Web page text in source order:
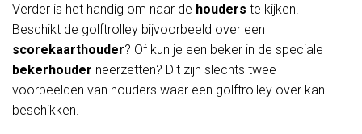
Verder is het handig om naar de houders te kijken.
Beschikt de golftrolley bijvoorbeeld over een
scorekaarthouder? Of kun je een beker in de speciale
bekerhouder neerzetten? Dit zijn slechts twee
voorbeelden van houders waar een golftrolley over kan
beschikken.